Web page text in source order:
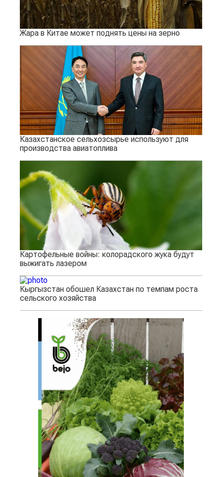
Жара в Китае может поднять цены на зерно
Казахстанское сельхозсырье используют для
производства авиатоплива
Картофельные войны: колорадского жука будут
выжигать лазером
Кыргызстан обошел Казахстан по темпам роста
сельского хозяйства